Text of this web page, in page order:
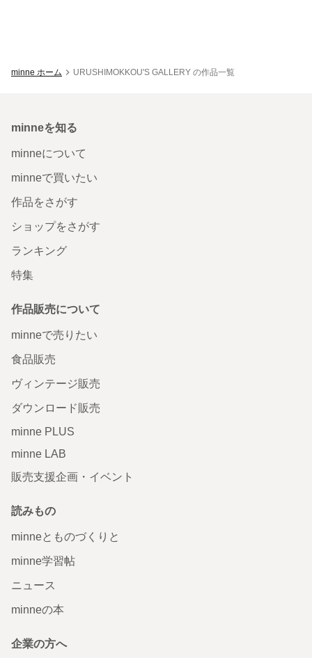
minne ホーム URUSHIMOKKOU'S GALLERY の作品一覧
minneを知る
minneについて
minneで買いたい
作品をさがす
ショップをさがす
ランキング
特集
作品販売について
minneで売りたい
食品販売
ヴィンテージ販売
ダウンロード販売
minne PLUS
minne LAB
販売支援企画・イベント
読みもの
minneとものづくりと
minne学習帖
ニュース
minneの本
企業の方へ